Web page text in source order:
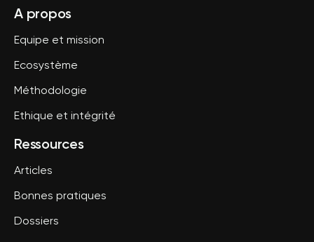
A propos
Equipe et mission
Ecosystème
Méthodologie
Ethique et intégrité
Ressources
Articles
Bonnes pratiques
Dossiers